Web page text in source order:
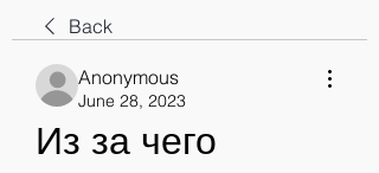
Back
Anonymous
June 28, 2023
Из за чего